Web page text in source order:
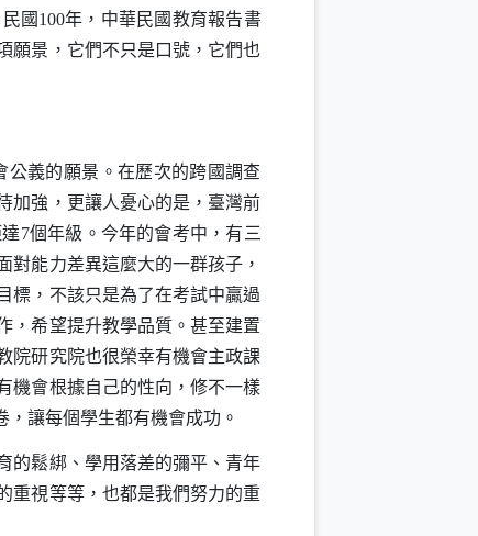
國 100年，中華民國教育報告書
願景，它們不只是口號，它們也
義的願景。在歷次的跨國調查
加強，更讓人憂心的是，臺灣前
7個年級。今年的會考中，有三
能力差異這麼大的一群孩子，
標，不該只是為了在考試中贏過
，希望提升教學品質。甚至建置
院研究院也很榮幸有機會主政課
機會根據自己的性向，修不一樣
讓每個學生都有機會成功。
鬆綁、學用落差的彌平、青年
重視等等，也都是我們努力的重